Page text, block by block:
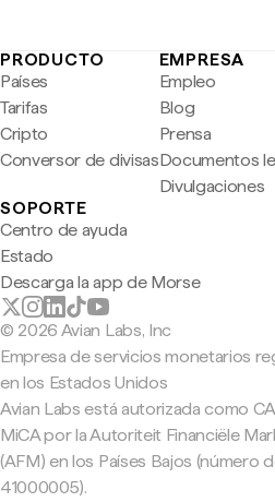
PRODUCTO
Países
Tarifas
Cripto
Conversor de divisas
EMPRESA
Empleo
Blog
Prensa
Documentos
Divulgaciones
SOPORTE
Centro de ayuda
Estado
Descarga la app de Morse
© 2026 Avian Labs, Inc
Empresa de servicios monetarios
en los Estados Unidos
Avian Labs está autorizada como
MiCA por la Autoriteit Financiële
(AFM) en los Países Bajos (número
41000005).